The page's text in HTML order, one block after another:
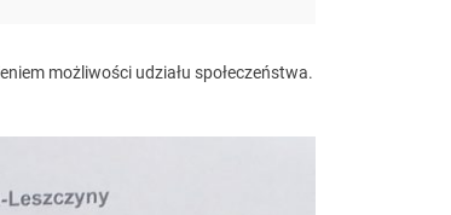
możliwości udziału społeczeństwa.